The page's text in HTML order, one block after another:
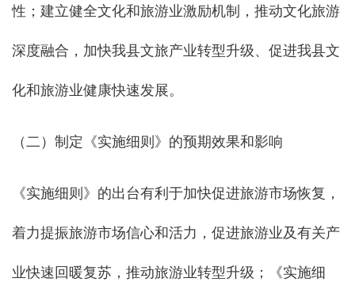
性；建立健全文化和旅游业激励机制，推动文化旅游
深度融合，加快我县文旅产业转型升级、促进我县文
化和旅游业健康快速发展。
（二）制定《实施细则》的预期效果和影响
《实施细则》的出台有利于加快促进旅游市场恢复，
着力提振旅游市场信心和活力，促进旅游业及有关产
业快速回暖复苏，推动旅游业转型升级；《实施细